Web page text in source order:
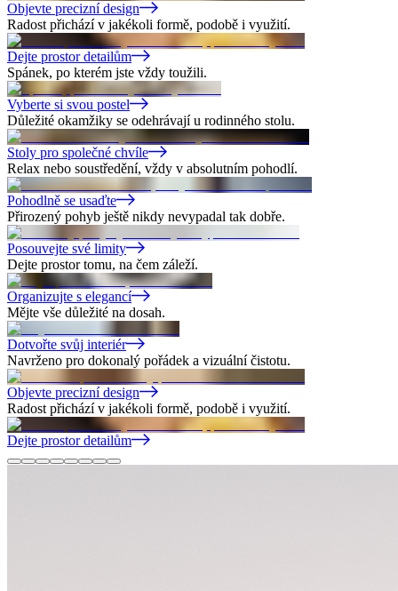
Objevte precizní design
Radost přichází v jakékoli formě, podobě i využití.
Dejte prostor detailům
Spánek, po kterém jste vždy toužili.
Vyberte si svou postel
Důležité okamžiky se odehrávají u rodinného stolu.
Stoly pro společné chvíle
Relax nebo soustředění, vždy v absolutním pohodlí.
Pohodlně se usaďte
Přirozený pohyb ještě nikdy nevypadal tak dobře.
Posouvejte své limity
Dejte prostor tomu, na čem záleží.
Organizujte s elegancí
Mějte vše důležité na dosah.
Dotvořte svůj interiér
Navrženo pro dokonalý pořádek a vizuální čistotu.
Objevte precizní design
Radost přichází v jakékoli formě, podobě i využití.
Dejte prostor detailům